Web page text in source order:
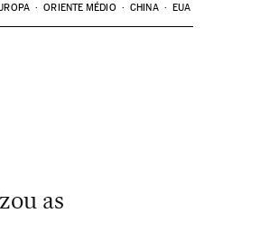
ORIENTE MÉDIO CHINA EUA
as